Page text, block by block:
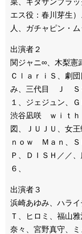
エス役：春川芽生
人、ガチャピン・ム
出演者２
関ジャニ∞、木梨憲
ＣｌａｒｉＳ、劇
み、三代目 Ｊ Ｓ
１、ジェジュン、
渋谷凪咲 ｗｉｔｈ
図、ＪＵＪＵ、女
ｎｏｗ Ｍａｎ、
Ｐ、ＤＩＳＨ／／
６、
出演者３
浜崎あゆみ、ハラ
Ｔ、ヒロミ、福山
奈々、宮野真守、